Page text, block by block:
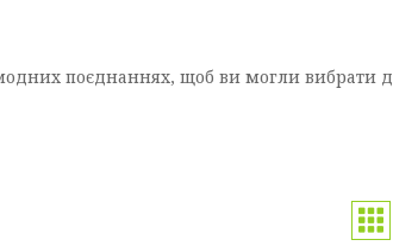
поєднаннях, щоб ви могли вибрати